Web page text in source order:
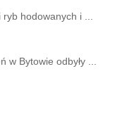
hodowanych i ...
Bytowie odbyły ...